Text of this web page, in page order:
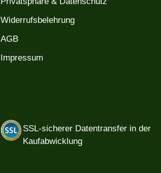
Widerrufsbelehrung
AGB
Impressum
SSL-sicherer Datentransfer in der
Kaufabwicklung